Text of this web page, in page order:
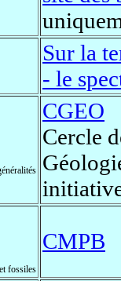
Sur la
- le
CGEO
Cercle
fossiles
CMPB